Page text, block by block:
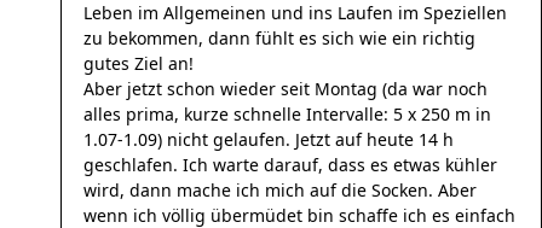
Leben im Allgemeinen und ins Laufen im Speziellen
zu bekommen, dann fühlt es sich wie ein richtig
gutes Ziel an!
Aber jetzt schon wieder seit Montag (da war noch
alles prima, kurze schnelle Intervalle: 5 x 250 m in
1.07-1.09) nicht gelaufen. Jetzt auf heute 14 h
geschlafen. Ich warte darauf, dass es etwas kühler
wird, dann mache ich mich auf die Socken. Aber
wenn ich völlig übermüdet bin schaffe ich es einfach